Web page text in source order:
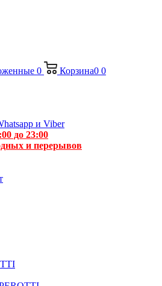
0 Корзина0 0
и Viber
до 23:00
и перерывов